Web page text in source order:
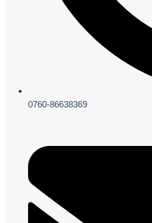
0760-86638369